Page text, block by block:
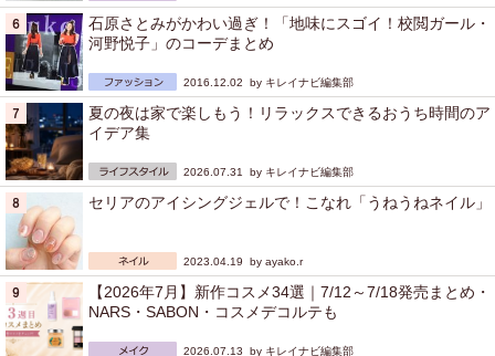
石原さとみがかわい過ぎ！「地味にスゴイ！校閲ガール・
河野悦子」のコーデまとめ
2016.12.02 by キレイナビ編集部
夏の夜は家で楽しもう！リラックスできるおうち時間のア
イデア集
2026.07.31 by キレイナビ編集部
セリアのアイシングジェルで！こなれ「うねうねネイル」
2023.04.19 by ayako.r
【2026年7月】新作コスメ34選｜7/12～7/18発売まとめ・
NARS・SABON・コスメデコルテも
2026.07.13 by キレイナビ編集部